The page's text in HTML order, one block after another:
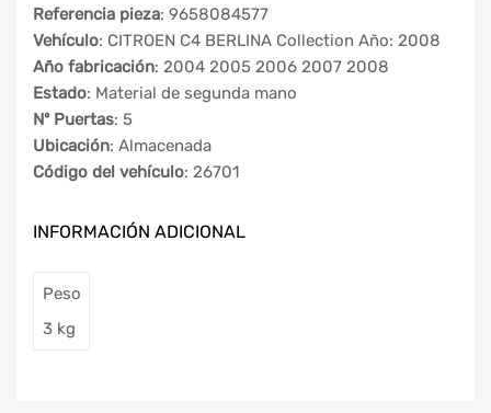
Referencia pieza: 9658084577
Vehículo: CITROEN C4 BERLINA Collection Año: 2008
Año fabricación: 2004 2005 2006 2007 2008
Estado: Material de segunda mano
Nº Puertas: 5
Ubicación: Almacenada
Código del vehículo: 26701
INFORMACIÓN ADICIONAL
Peso
3 kg